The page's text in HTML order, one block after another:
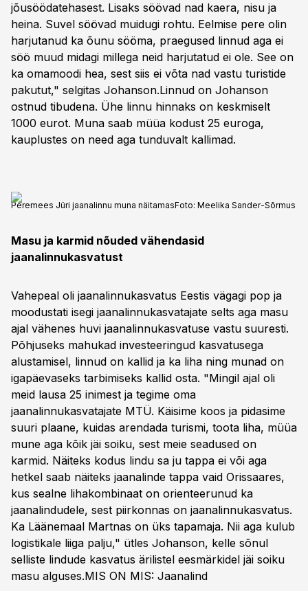
jõusöödatehasest. Lisaks söövad nad kaera, nisu ja
heina. Suvel söövad muidugi rohtu. Eelmise pere olin
harjutanud ka õunu sööma, praegused linnud aga ei
söö muud midagi millega neid harjutatud ei ole. See on
ka omamoodi hea, sest siis ei võta nad vastu turistide
pakutut," selgitas Johanson.Linnud on Johanson
ostnud tibudena. Ühe linnu hinnaks on keskmiselt
1000 eurot. Muna saab müüa kodust 25 euroga,
kauplustes on need aga tunduvalt kallimad.
Peremees Jüri jaanalinnu muna näitamasFoto: Meelika Sander-Sõrmus
Masu ja karmid nõuded vähendasid
jaanalinnukasvatust
Vahepeal oli jaanalinnukasvatus Eestis vägagi pop ja
moodustati isegi jaanalinnukasvatajate selts aga masu
ajal vähenes huvi jaanalinnukasvatuse vastu suuresti.
Põhjuseks mahukad investeeringud kasvatusega
alustamisel, linnud on kallid ja ka liha ning munad on
igapäevaseks tarbimiseks kallid osta. "Mingil ajal oli
meid lausa 25 inimest ja tegime oma
jaanalinnukasvatajate MTÜ. Käisime koos ja pidasime
suuri plaane, kuidas arendada turismi, toota liha, müüa
mune aga kõik jäi soiku, sest meie seadused on
karmid. Näiteks kodus lindu sa ju tappa ei või aga
hetkel saab näiteks jaanalinde tappa vaid Orissaares,
kus sealne lihakombinaat on orienteerunud ka
jaanalindudele, sest piirkonnas on jaanalinnukasvatus.
Ka Läänemaal Martnas on üks tapamaja. Nii aga kulub
logistikale liiga palju," ütles Johanson, kelle sõnul
selliste lindude kasvatus ärilistel eesmärkidel jäi soiku
masu alguses.MIS ON MIS: Jaanalind